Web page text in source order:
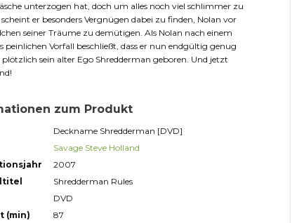
unterzogen hat, doch um alles noch viel schlimmer zu
er besonders Vergnügen dabei zu finden, Nolan vor
seiner Träume zu demütigen. Als Nolan nach einem
peinlichen Vorfall beschließt, dass er nun endgültig genug
sein alter Ego Shredderman geboren. Und jetzt
zum Produkt
Deckname Shredderman [DVD]
Savage Steve Holland
2007
Shredderman Rules
DVD
(min)
87